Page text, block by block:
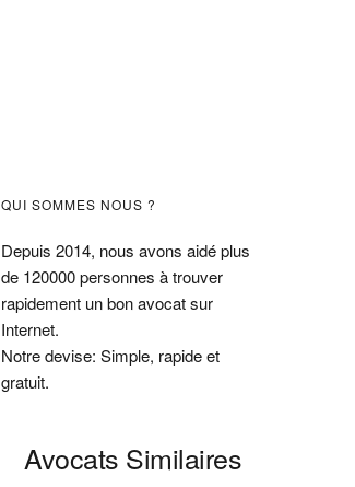
Barre
latérale
principale
QUI SOMMES NOUS ?
Depuis 2014, nous avons aidé plus
de 120000 personnes à trouver
rapidement un bon avocat sur
Internet.
Notre devise: Simple, rapide et
gratuit.
Avocats Similaires